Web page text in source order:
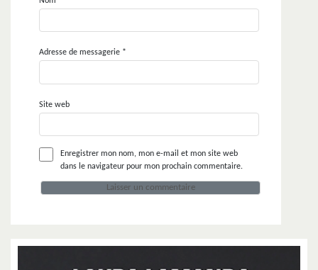
Adresse de messagerie *
Site web
Enregistrer mon nom, mon e-mail et mon site web
dans le navigateur pour mon prochain commentaire.